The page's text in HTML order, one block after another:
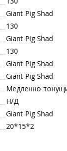
Giant Pig Shad
130
Giant Pig Shad
130
Giant Pig Shad
Giant Pig Shad
Медленно
Н/Д
Giant Pig Shad
20*15*2